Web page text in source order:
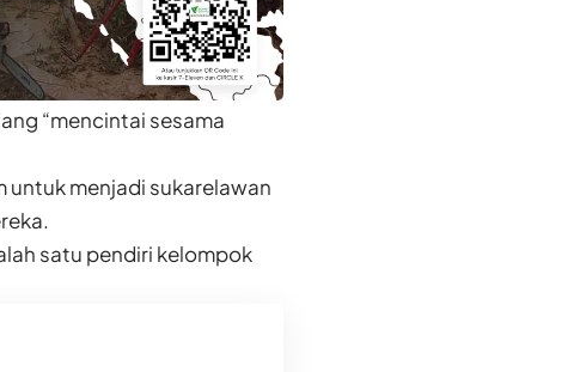
“mencintai sesama
untuk menjadi sukarelawan
satu pendiri kelompok